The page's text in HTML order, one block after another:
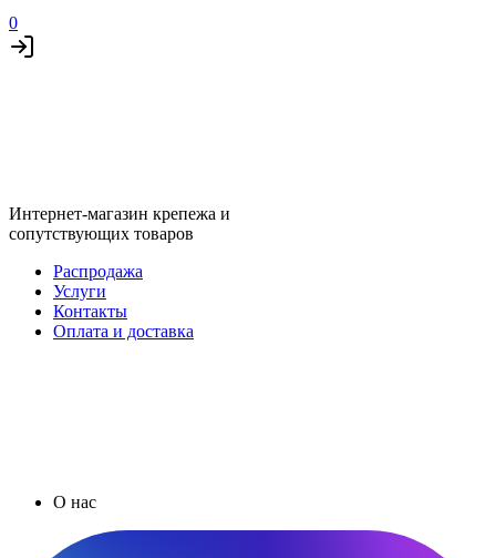
0
Интернет-магазин крепежа и
сопутствующих товаров
Распродажа
Услуги
Контакты
Оплата и доставка
О нас